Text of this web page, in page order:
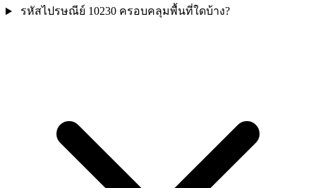
รหัสไปรษณีย์ 10230 ครอบคลุมพื้นที่ใดบ้าง?